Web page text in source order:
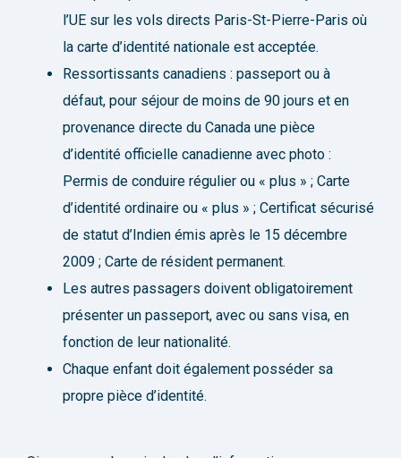
l’UE sur les vols directs Paris-St-Pierre-Paris où
la carte d’identité nationale est acceptée.
Ressortissants canadiens : passeport ou à
défaut, pour séjour de moins de 90 jours et en
provenance directe du Canada une pièce
d’identité officielle canadienne avec photo :
Permis de conduire régulier ou « plus » ; Carte
d’identité ordinaire ou « plus » ; Certificat sécurisé
de statut d’Indien émis après le 15 décembre
2009 ; Carte de résident permanent.
Les autres passagers doivent obligatoirement
présenter un passeport, avec ou sans visa, en
fonction de leur nationalité.
Chaque enfant doit également posséder sa
propre pièce d’identité.